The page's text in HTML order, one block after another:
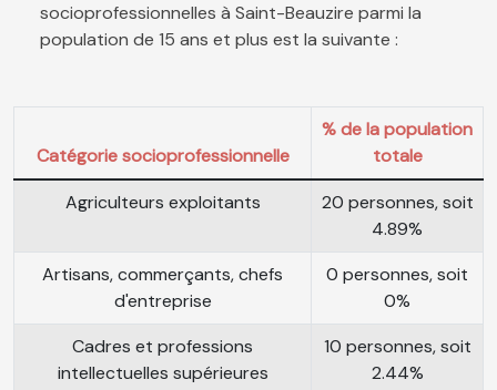
socioprofessionnelles à Saint-Beauzire parmi la
population de 15 ans et plus est la suivante :
Catégorie socioprofessionnelle
% de la population
totale
Agriculteurs exploitants
20 personnes, soit
4.89%
Artisans, commerçants, chefs
d'entreprise
0 personnes, soit
0%
Cadres et professions
intellectuelles supérieures
10 personnes, soit
2.44%